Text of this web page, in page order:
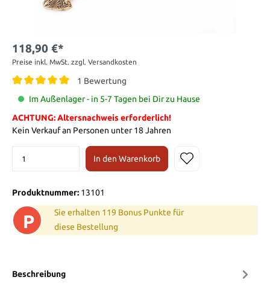
118,90 €*
Preise inkl. MwSt. zzgl. Versandkosten
1 Bewertung
Im Außenlager - in 5-7 Tagen bei Dir zu Hause
ACHTUNG: Altersnachweis erforderlich!
Kein Verkauf an Personen unter 18 Jahren
In den Warenkorb
Produktnummer: 13101
P
Sie erhalten 119 Bonus Punkte für
diese Bestellung
Beschreibung